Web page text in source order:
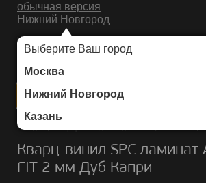
обычная версия
Нижний Новгород
Выберите Ваш город
Москва
Нижний Новгород
Казань
ИНТЕРНЕТ-МАГАЗИН НАПОЛЬНЫХ ПОКРЫТИЙ
Каталог/Кварц-винил SPC ламинат/ART EAST/
Кварц-винил SPC ламинат
FIT 2 мм Дуб Капри